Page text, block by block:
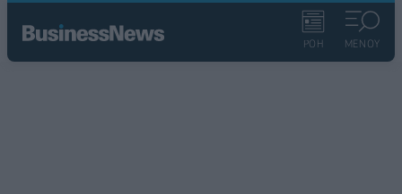
ΡΟΗ ΜΕΝΟΥ